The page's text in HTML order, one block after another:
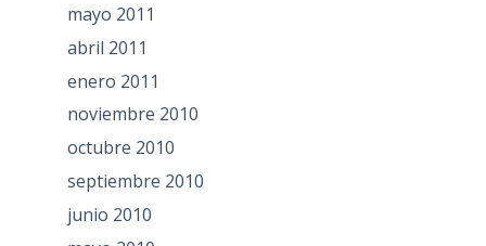
mayo 2011
abril 2011
enero 2011
noviembre 2010
octubre 2010
septiembre 2010
junio 2010